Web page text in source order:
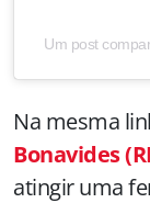
Um post
Na mesma
Bonavides
atingir uma